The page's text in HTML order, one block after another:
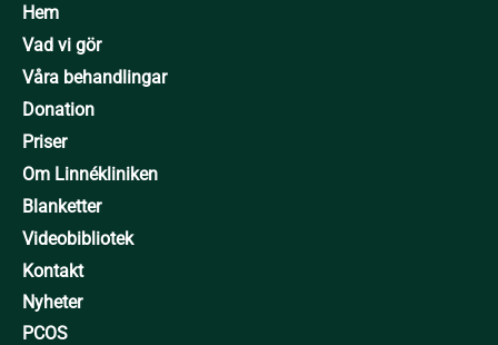
Hem
Vad vi gör
Våra behandlingar
Donation
Priser
Om Linnékliniken
Blanketter
Videobibliotek
Kontakt
Nyheter
PCOS